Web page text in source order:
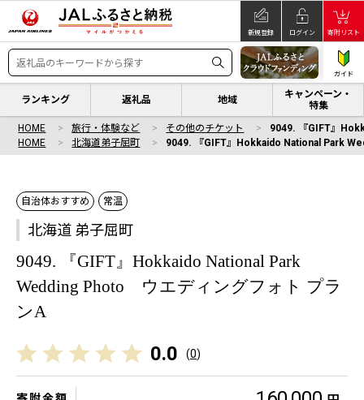
新規登録 ログイン 寄附リスト
ガイド
ランキング 返礼品 地域
キャンペーン・
特集
HOME 旅行・体験など その他のチケット
9049. 『GIFT』
HOME
北海道弟子屈町 9049. 『GIFT』Hokkaido National Park
自治体おすすめ 常温
北海道 弟子屈町
9049. 『GIFT』Hokkaido National Park
Wedding Photo ウエディングフォト プラ
ンA
0.0 (0)